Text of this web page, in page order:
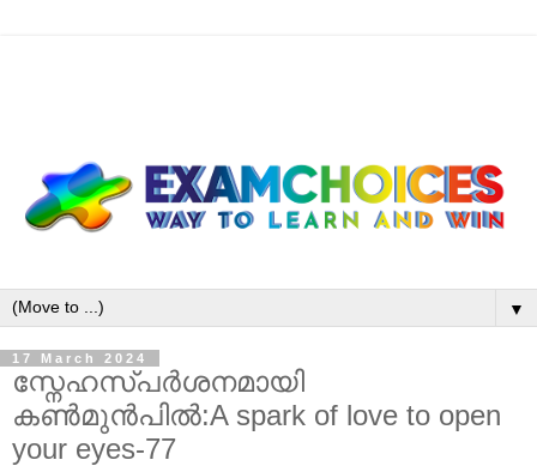
▼
17 March 2024
സ്നേഹസ്പർശനമായി
കൺമുൻപിൽ:A spark of love to open
your eyes-77